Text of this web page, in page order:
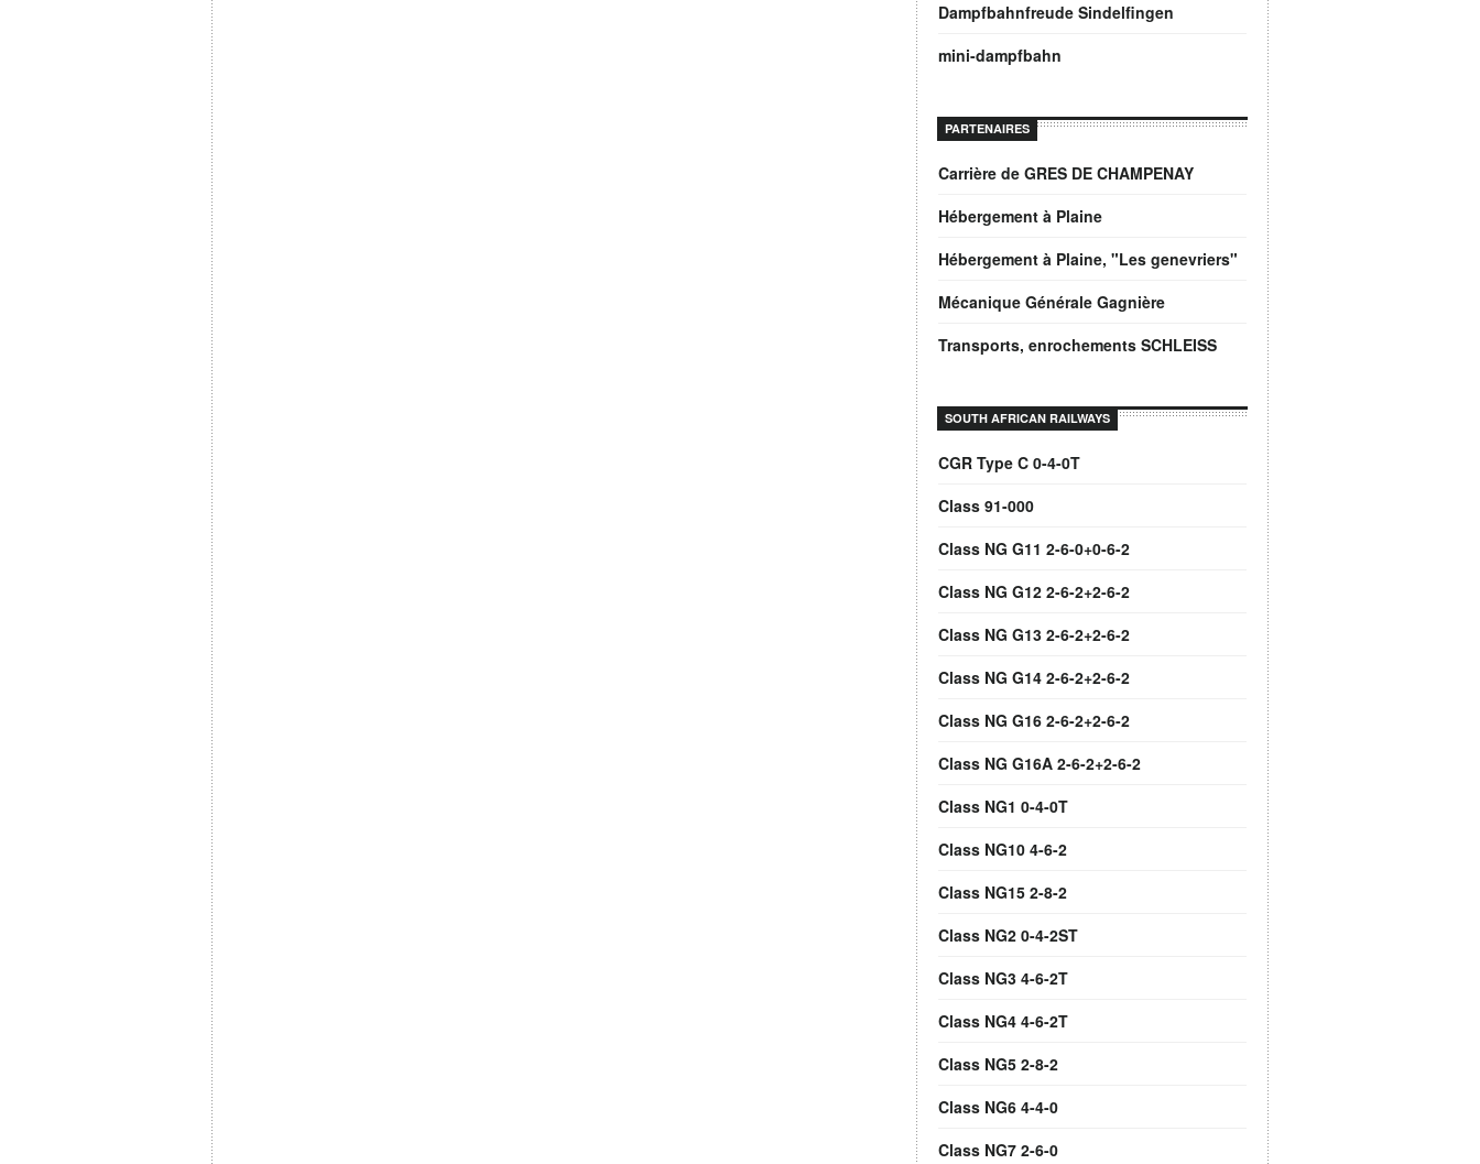
Dampfbahnfreude Sindelfingen
mini-dampfbahn
PARTENAIRES
Carrière de GRES DE CHAMPENAY
Hébergement à Plaine
Hébergement à Plaine, "Les genevriers"
Mécanique Générale Gagnière
Transports, enrochements SCHLEISS
SOUTH AFRICAN RAILWAYS
CGR Type C 0-4-0T
Class 91-000
Class NG G11 2-6-0+0-6-2
Class NG G12 2-6-2+2-6-2
Class NG G13 2-6-2+2-6-2
Class NG G14 2-6-2+2-6-2
Class NG G16 2-6-2+2-6-2
Class NG G16A 2-6-2+2-6-2
Class NG1 0-4-0T
Class NG10 4-6-2
Class NG15 2-8-2
Class NG2 0-4-2ST
Class NG3 4-6-2T
Class NG4 4-6-2T
Class NG5 2-8-2
Class NG6 4-4-0
Class NG7 2-6-0